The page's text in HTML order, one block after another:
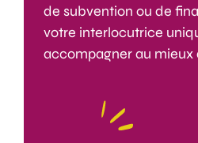
de subvention ou de
votre interlocutrice
accompagner au mieux